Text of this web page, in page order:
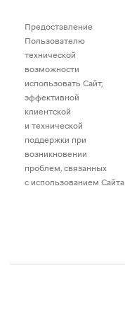
Предоставление
Пользователю
технической
возможности
использовать Сайт,
эффективной
клиентской
и технической
поддержки при
возникновении
проблем, связанных
с использованием Сайта